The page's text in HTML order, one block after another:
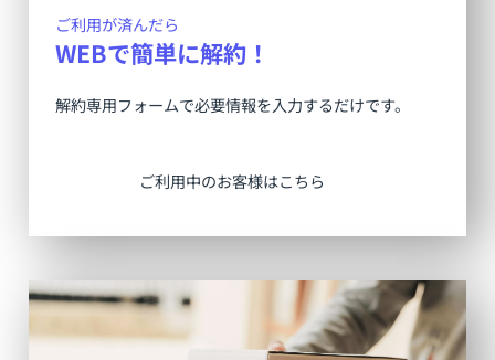
ご利用が済んだら
WEBで簡単に解約！
解約専用フォームで必要情報を入力するだけです。
ご利用中のお客様はこちら